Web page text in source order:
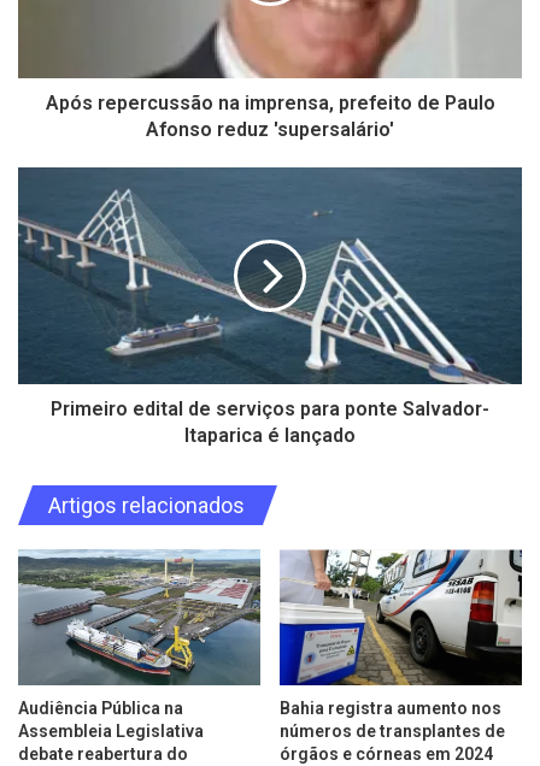
Após repercussão na imprensa, prefeito de Paulo
Afonso reduz 'supersalário'
Primeiro edital de serviços para ponte Salvador-
Itaparica é lançado
Artigos relacionados
Audiência Pública na
Assembleia Legislativa
debate reabertura do
Bahia registra aumento nos
números de transplantes de
órgãos e córneas em 2024